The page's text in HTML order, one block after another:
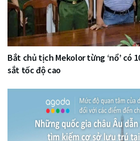
Bắt chủ tịch Mekolor từng ‘nổ’ có
sắt tốc độ cao